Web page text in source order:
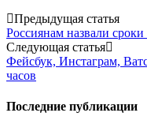
Post
navigation
Предыдущая статья
Россиянам назвали
Следующая статья
Фейсбук, Инстаграм,
часов
Последние публикации